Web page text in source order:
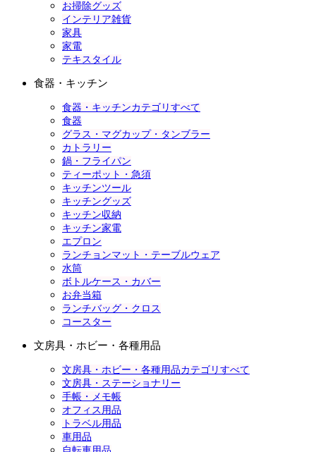
お掃除グッズ
インテリア雑貨
家具
家電
テキスタイル
食器・キッチン
食器・キッチンカテゴリすべて
食器
グラス・マグカップ・タンブラー
カトラリー
鍋・フライパン
ティーポット・急須
キッチンツール
キッチングッズ
キッチン収納
キッチン家電
エプロン
ランチョンマット・テーブルウェア
水筒
ボトルケース・カバー
お弁当箱
ランチバッグ・クロス
コースター
文房具・ホビー・各種用品
文房具・ホビー・各種用品カテゴリすべて
文房具・ステーショナリー
手帳・メモ帳
オフィス用品
トラベル用品
車用品